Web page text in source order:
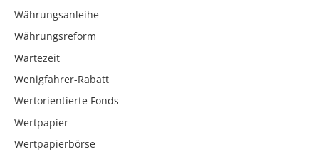
Währungsanleihe
Währungsreform
Wartezeit
Wenigfahrer-Rabatt
Wertorientierte Fonds
Wertpapier
Wertpapierbörse